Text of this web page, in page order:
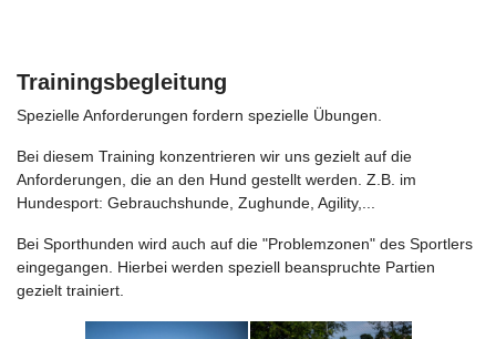
Trainingsbegleitung
Spezielle Anforderungen fordern spezielle Übungen.
Bei diesem Training konzentrieren wir uns gezielt auf die
Anforderungen, die an den Hund gestellt werden. Z.B. im
Hundesport: Gebrauchshunde, Zughunde, Agility,...
Bei Sporthunden wird auch auf die "Problemzonen" des Sportlers
eingegangen. Hierbei werden speziell beanspruchte Partien
gezielt trainiert.